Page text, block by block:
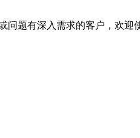
题有深入需求的客户，欢迎